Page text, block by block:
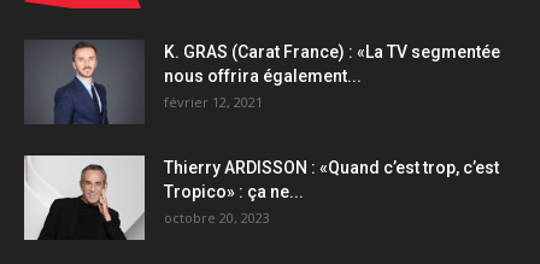
K. GRAS (Carat France) : «La TV segmentée
nous offrira également...
février 12, 2021
Thierry ARDISSON : «Quand c’est trop, c’est
Tropico» : ça ne...
octobre 20, 2023